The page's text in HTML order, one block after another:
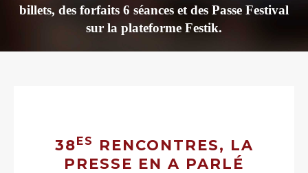
billets, des forfaits 6 séances et des Passe Festival
sur la plateforme Festik.
38ES
RENCONTRES, LA
PRESSE EN A PARLÉ